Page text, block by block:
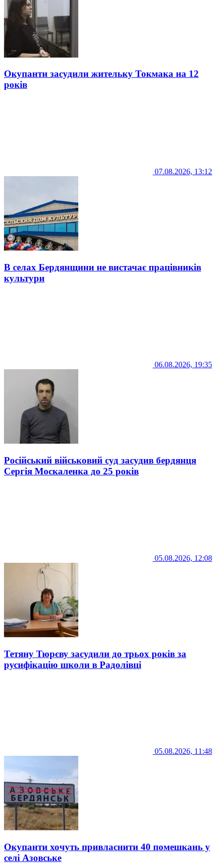
Окупанти засудили жительку Токмака на 12
років
07.08.2026, 13:12
В селах Бердянщини не вистачає працівників
культури
06.08.2026, 19:35
Російський військовий суд засудив бердянця
Сергія Москаленка до 25 років
05.08.2026, 12:08
Тетяну Тюрєву засудили до трьох років за
русифікацію школи в Радолівці
05.08.2026, 11:48
Окупанти хочуть привласнити 40 помешкань у
селі Азовське